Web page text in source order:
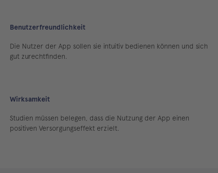
Benutzerfreundlichkeit
Die Nutzer der App sollen sie intuitiv bedienen können und sich
gut zurechtfinden.
Wirksamkeit
Studien müssen belegen, dass die Nutzung der App einen
positiven Versorgungseffekt erzielt.